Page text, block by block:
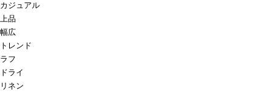
カジュアル
上品
幅広
トレンド
ラフ
ドライ
リネン